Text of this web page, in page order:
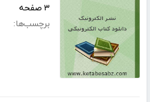
۳ صفحه
برچسب‌ها: